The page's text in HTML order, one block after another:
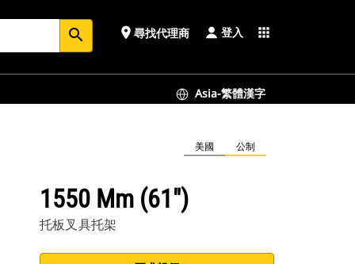
search place 尋找代理商 登入 apps
Asia-繁體漢字
美國 公制
1550 Mm (61")
托板叉具托架